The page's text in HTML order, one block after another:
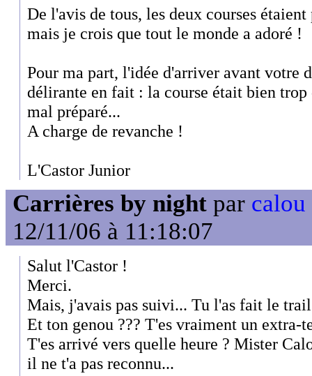
De l'avis de tous, les deux courses
mais je crois que tout le monde a adoré !
Pour ma part, l'idée d'arriver avant votre
délirante en fait : la course était bien
mal préparé...
A charge de revanche !
L'Castor Junior
Carrières by night par calou
12/11/06 à 11:18:07
Salut l'Castor !
Merci.
Mais, j'avais pas suivi... Tu l'as fait le
Et ton genou ??? T'es vraiment un extra-
T'es arrivé vers quelle heure ? Mister
il ne t'a pas reconnu...